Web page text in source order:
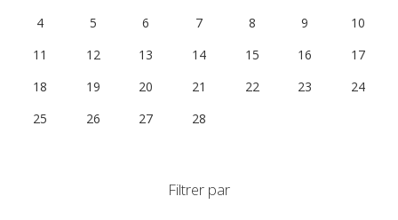
4
5 6 7 8 9
10
11
12 13 14 15 16
17
18
19 20 21 22 23
24
25
26 27 28
Filtrer par